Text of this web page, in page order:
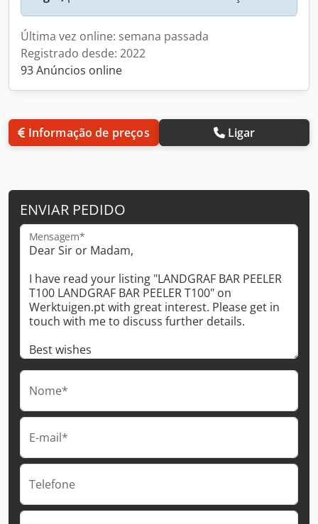
Última vez online: semana passada
Registrado desde: 2022
93 Anúncios online
Informação de preços Ligar
ENVIAR PEDIDO
Mensagem*
Nome*
E-mail*
Telefone